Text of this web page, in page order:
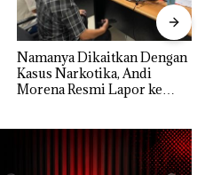
Namanya Dikaitkan Dengan
Kasus Narkotika, Andi
Morena Resmi Lapor ke